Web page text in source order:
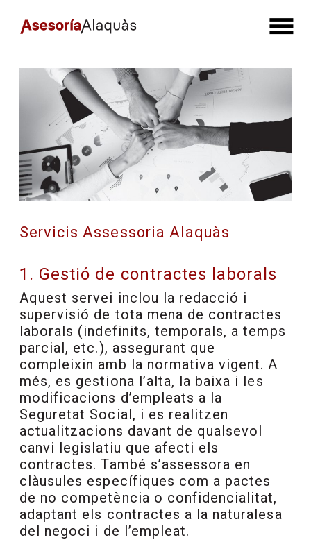
Navegació principal
Servicis Assessoria Alaquàs
1. Gestió de contractes laborals
Aquest servei inclou la redacció i
supervisió de tota mena de contractes
laborals (indefinits, temporals, a temps
parcial, etc.), assegurant que
compleixin amb la normativa vigent. A
més, es gestiona l’alta, la baixa i les
modificacions d’empleats a la
Seguretat Social, i es realitzen
actualitzacions davant de qualsevol
canvi legislatiu que afecti els
contractes. També s’assessora en
clàusules específiques com a pactes
de no competència o confidencialitat,
adaptant els contractes a la naturalesa
del negoci i de l’empleat.